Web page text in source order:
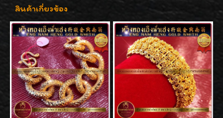
สินค้าเกี่ยวข้อง